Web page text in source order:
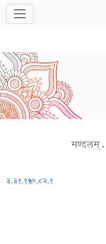
मण्डलम् .
३.३१.१५१०.८२.१